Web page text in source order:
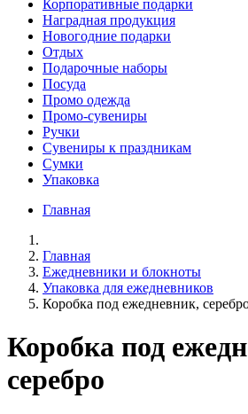
Корпоративные подарки
Наградная продукция
Новогодние подарки
Отдых
Подарочные наборы
Посуда
Промо одежда
Промо-сувениры
Ручки
Сувениры к праздникам
Сумки
Упаковка
Главная
Главная
Ежедневники и блокноты
Упаковка для ежедневников
Коробка под ежедневник,
Коробка под
серебро